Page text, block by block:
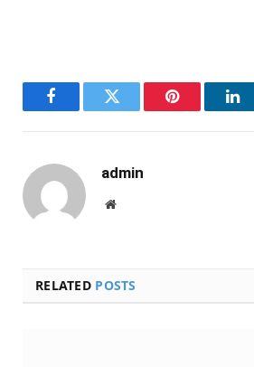
FacebookTwitter Pinterest
admin
Website
RELATED POSTS